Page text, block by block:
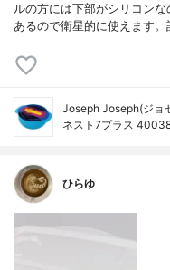
ルの方には下部がシリコン
あるので衛星的に使えます
Joseph Joseph(ジョ
ネスト7プラス
ひらゆ